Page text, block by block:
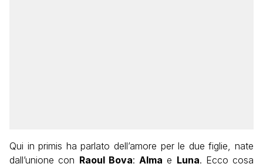
Qui in primis ha parlato dell’amore per le due figlie, nate
dall’unione con Raoul Bova: Alma e Luna. Ecco cosa